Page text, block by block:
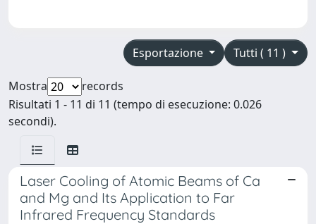
Tutti ( 11 )
Esportazione
Mostra
records
Risultati 1 - 11 di 11 (tempo di esecuzione: 0.026
secondi).
Laser Cooling of Atomic Beams of Ca
and Mg and Its Application to Far
Infrared Frequency Standards